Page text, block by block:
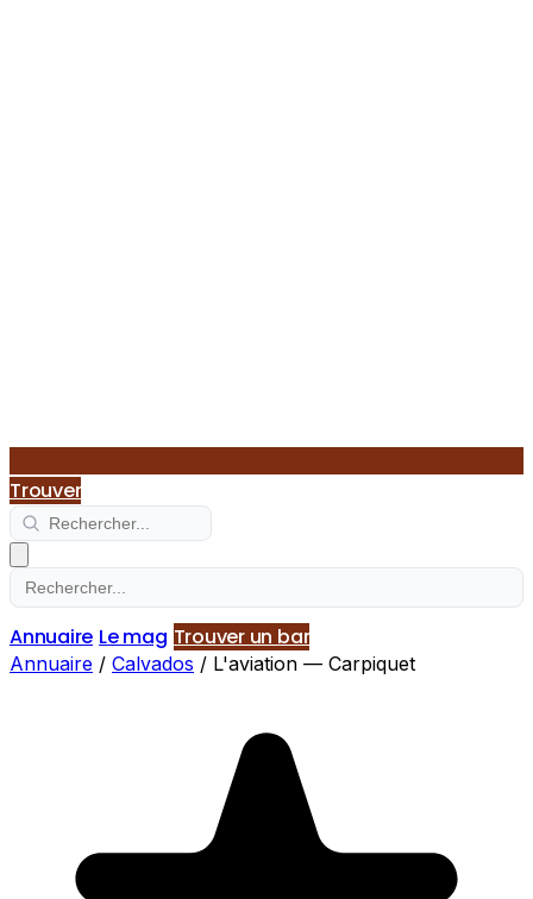
Trouver
Annuaire Le mag Trouver un bar
Annuaire / Calvados / L'aviation — Carpiquet